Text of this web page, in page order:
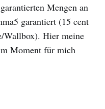
Mengen an
garantiert (15 cent
Wallbox). Hier meine
Moment für mich